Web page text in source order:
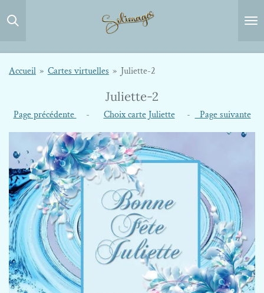
Passer
Accueil » Cartes virtuelles » Juliette-2
Juliette-2
Page précédente - Choix carte Juliette- Page suivante